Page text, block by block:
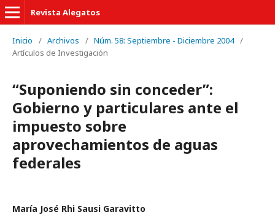
Revista Alegatos
Inicio / Archivos / Núm. 58: Septiembre - Diciembre 2004 /
Artículos de Investigación
“Suponiendo sin conceder”:
Gobierno y particulares ante el
impuesto sobre
aprovechamientos de aguas
federales
María José Rhi Sausi Garavitto